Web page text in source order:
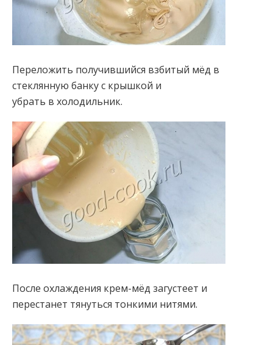
Переложить получившийся взбитый мёд в
стеклянную банку с крышкой и
убрать в холодильник.
После охлаждения крем-мёд загустеет и
перестанет тянуться тонкими нитями.